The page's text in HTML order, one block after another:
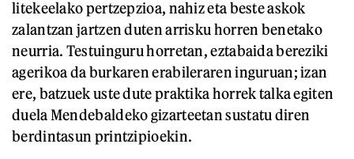
litekeelako pertzepzioa, nahiz eta beste askok
zalantzan jartzen duten arrisku horren benetako
neurria. Testuinguru horretan, eztabaida bereziki
agerikoa da burkaren erabileraren inguruan; izan
ere, batzuek uste dute praktika horrek talka egiten
duela Mendebaldeko gizarteetan sustatu diren
berdintasun printzipioekin.